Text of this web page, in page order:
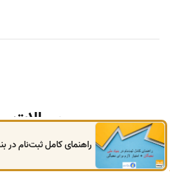
سوالات
1.شابک چیست و چرا برای چاپ
04133250787 راهنمای کامل ثبت‌نام در